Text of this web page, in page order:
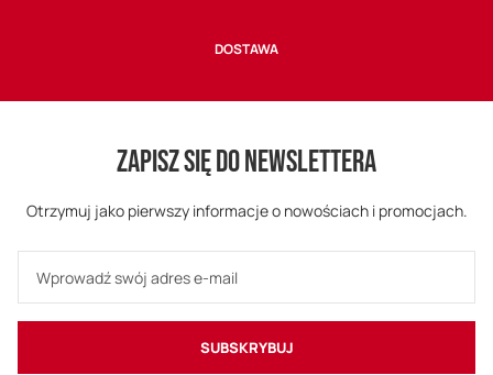
DOSTAWA
ZAPISZ SIĘ DO NEWSLETTERA
Otrzymuj jako pierwszy informacje o nowościach i promocjach.
SUBSKRYBUJ